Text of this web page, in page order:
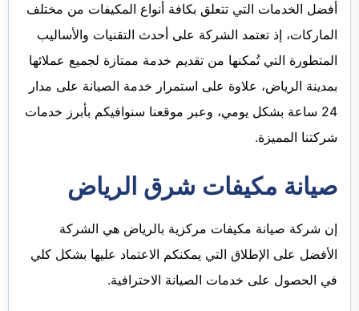
أفضل الخدمات التي تتعلق بكافة أنواع المكيفات من مختلف
الماركات، إذ تعتمد الشركة على أحدث التقنيات والأساليب
المتطورة التي تُمكنها من تقديم خدمة ممتازة لجميع عملائها
بمدينة الرياض، علاوة على استمرار خدمة الصيانة على مدار
24 ساعة بشكل يومي، وعبر موقعنا سنوافيكم بأبرز خدمات
شركتنا المميزة.
صيانة مكيفات شرق الرياض
إن شركة صيانة مكيفات مركزية بالرياض هي الشركة
الأفضل على الإطلاق التي يمكنكم الاعتماد عليها بشكل كلي
في الحصول على خدمات الصيانة الاحترافية.